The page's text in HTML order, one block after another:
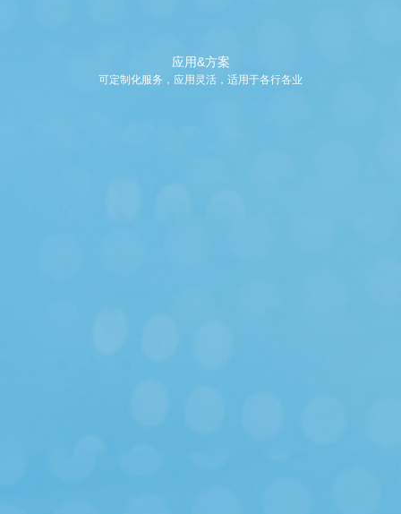
应用&方案
可定制化服务，应用灵活，适用于各行各业